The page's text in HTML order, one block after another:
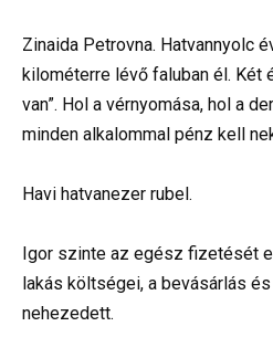
Zinaida Petrovna. Hatvannyolc
kilométerre lévő faluban él. Két
van”. Hol a vérnyomása, hol a
minden alkalommal pénz kell
Havi hatvanezer rubel.
Igor szinte az egész fizetését
lakás költségei, a bevásárlás
nehezedett.